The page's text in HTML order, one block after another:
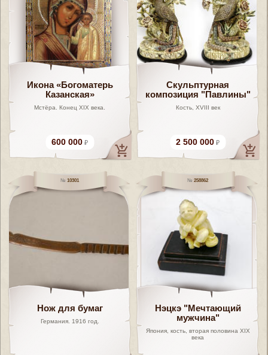
Икона «Богоматерь
Казанская»
Мстёра. Конец XIX века.
600 000
Скульптурная
композиция "Павлины"
Кость, XVIII век
2 500 000
10301
Нож для бумаг
Германия. 1916 год.
258862
Нэцкэ "Мечтающий
мужчина"
Япония, кость, вторая половина XIX
века